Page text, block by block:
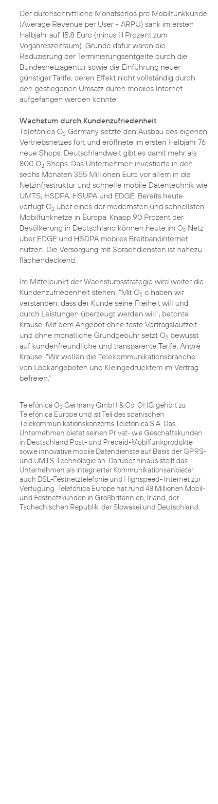
Der durchschnittliche Monatserlös pro Mobilfunkkunde
(Average Revenue per User - ARPU) sank im ersten
Halbjahr auf 15,8 Euro (minus 11 Prozent zum
Vorjahreszeitraum). Gründe dafür waren die
Reduzierung der Terminierungsentgelte durch die
Bundesnetzagentur sowie die Einführung neuer
günstiger Tarife, deren Effekt nicht vollständig durch
den gestiegenen Umsatz durch mobiles Internet
aufgefangen werden konnte.
Wachstum durch Kundenzufriedenheit
Telefónica O2 Germany setzte den Ausbau des eigenen
Vertriebsnetzes fort und eröffnete im ersten Halbjahr 76
neue Shops. Deutschlandweit gibt es damit mehr als
800 O2 Shops. Das Unternehmen investierte in den
sechs Monaten 355 Millionen Euro vor allem in die
Netzinfrastruktur und schnelle mobile Datentechnik wie
UMTS, HSDPA, HSUPA und EDGE. Bereits heute
verfügt O2 über eines der modernsten und schnellsten
Mobilfunknetze in Europa. Knapp 90 Prozent der
Bevölkerung in Deutschland können heute im O2 Netz
über EDGE und HSDPA mobiles Breitbandinternet
nutzen. Die Versorgung mit Sprachdiensten ist nahezu
flächendeckend.
Im Mittelpunkt der Wachstumsstrategie wird weiter die
Kundenzufriedenheit stehen. "Mit O2 o haben wir
verstanden, dass der Kunde seine Freiheit will und
durch Leistungen überzeugt werden will", betonte
Krause. Mit dem Angebot ohne feste Vertragslaufzeit
und ohne monatliche Grundgebühr setzt O2 bewusst
auf kundenfreundliche und transparente Tarife. André
Krause: "Wir wollen die Telekommunikationsbranche
von Lockangeboten und Kleingedrucktem im Vertrag
befreien."
Telefónica O2 Germany GmbH & Co. OHG gehört zu
Telefónica Europe und ist Teil des spanischen
Telekommunikationskonzerns Telefónica S.A. Das
Unternehmen bietet seinen Privat- wie Geschäftskunden
in Deutschland Post- und Prepaid-Mobilfunkprodukte
sowie innovative mobile Datendienste auf Basis der GPRS-
und UMTS-Technologie an. Darüber hinaus stellt das
Unternehmen als integrierter Kommunikationsanbieter
auch DSL-Festnetztelefonie und Highspeed- Internet zur
Verfügung. Telefónica Europe hat rund 48 Millionen Mobil-
und Festnetzkunden in Großbritannien, Irland, der
Tschechischen Republik, der Slowakei und Deutschland.